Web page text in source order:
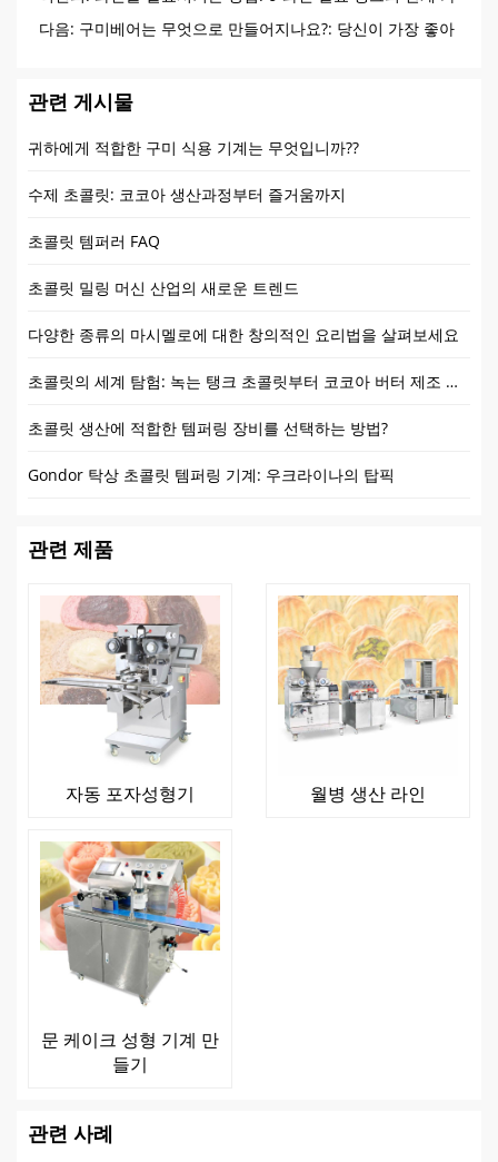
이드
다음: 구미베어는 무엇으로 만들어지나요?: 당신이 가장 좋아
관련 게시물
귀하에게 적합한 구미 식용 기계는 무엇입니까??
수제 초콜릿: 코코아 생산과정부터 즐거움까지
초콜릿 템퍼러 FAQ
초콜릿 밀링 머신 산업의 새로운 트렌드
다양한 종류의 마시멜로에 대한 창의적인 요리법을 살펴보세요
초콜릿의 세계 탐험: 녹는 탱크 초콜릿부터 코코아 버터 제조 공정까지 전체 사슬 분석
초콜릿 생산에 적합한 템퍼링 장비를 선택하는 방법?
Gondor 탁상 초콜릿 템퍼링 기계: 우크라이나의 탑픽
관련 제품
자동 포자성형기 월병 생산 라인
문 케이크 성형 기계 만
들기
관련 사례